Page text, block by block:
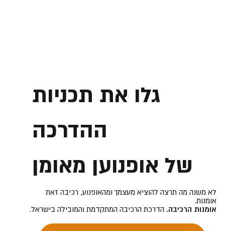
גלו את תכניות
ההדרכה
של אופנוען מאומן
לא משנה מה תרצה להוציא מעצמך ומהאופנוע, רכיבה זאת
אומנות.
אומנות הרכיבה. הדרכת הרכיבה המתקדמת והמובילה בישראל.